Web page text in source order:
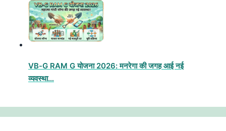
VB-G RAM G योजना 2026: मनरेगा की जगह आई नई
व्यवस्था…